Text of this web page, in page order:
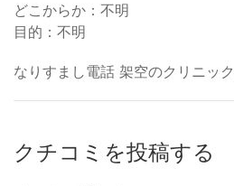
どこからか：不明
目的：不明
なりすまし電話 架空のクリニッ
クチコミを投稿する